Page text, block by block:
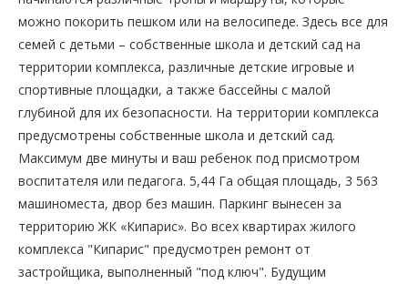
можно покорить пешком или на велосипеде. Здесь все для
семей с детьми – собственные школа и детский сад на
территории комплекса, различные детские игровые и
спортивные площадки, а также бассейны с малой
глубиной для их безопасности. На территории комплекса
предусмотрены собственные школа и детский сад.
Максимум две минуты и ваш ребенок под присмотром
воспитателя или педагога. 5,44 Га общая площадь, 3 563
машиноместа, двор без машин. Паркинг вынесен за
территорию ЖК «Кипарис». Во всех квартирах жилого
комплекса "Кипарис" предусмотрен ремонт от
застройщика, выполненный "под ключ". Будущим